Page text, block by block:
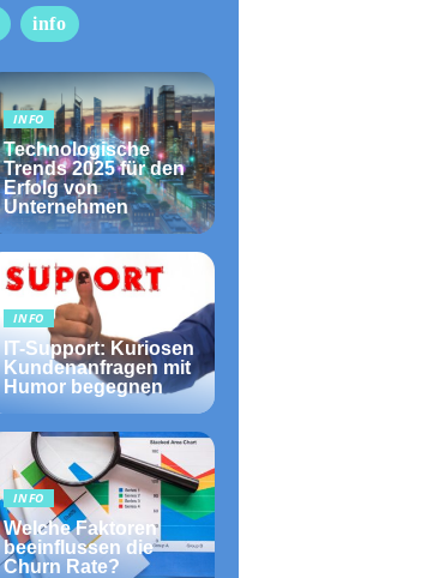
info
INFO
Technologische
Trends 2025 für den
Erfolg von
Unternehmen
INFO
IT-Support: Kuriosen
Kundenanfragen mit
Humor begegnen
INFO
Welche Faktoren
beeinflussen die
Churn Rate?